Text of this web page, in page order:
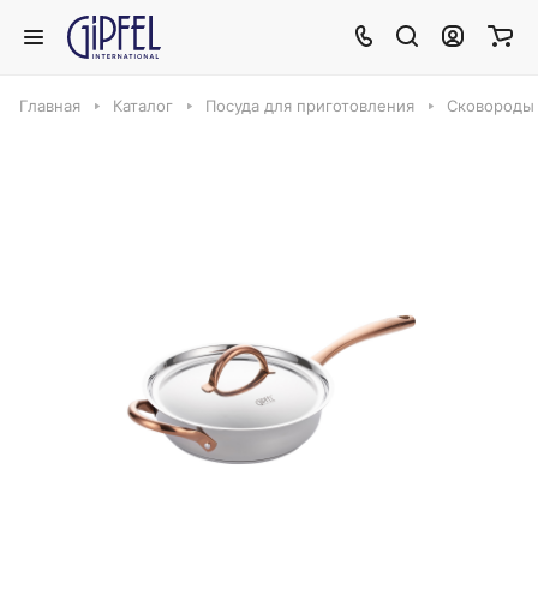
Главная Каталог Посуда для приготовления Сковороды